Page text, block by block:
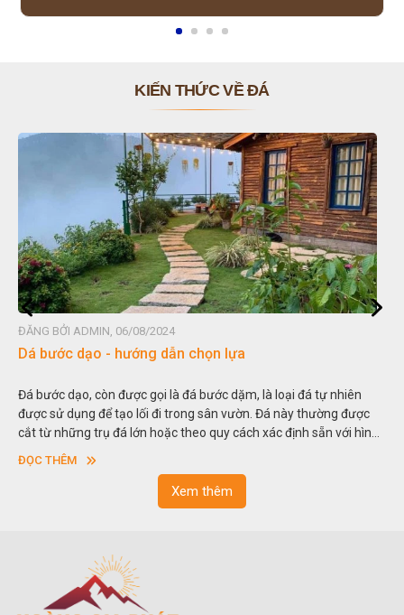
KIẾN THỨC VỀ ĐÁ
ĐĂNG BỞI ADMIN, 06/08/2024
Dá bước dạo - hướng dẫn chọn lựa
Đá bước dạo, còn được gọi là đá bước dặm, là loại đá tự nhiên
được sử dụng để tạo lối đi trong sân vườn. Đá này thường được
cắt từ những trụ đá lớn hoặc theo quy cách xác định sẵn với hình
vuông hoặc hình chữ nhật và có độ dày khác nhau.
ĐỌC THÊM
Xem thêm